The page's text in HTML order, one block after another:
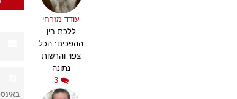
עודד מזרחי
ללכת בין
ההפכים: הכל
צפוי והרשות
נתונה
3